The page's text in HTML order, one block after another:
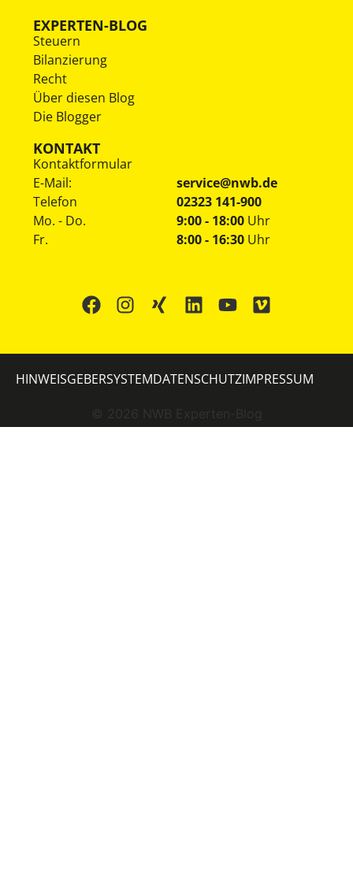
EXPERTEN-BLOG
Steuern
Bilanzierung
Recht
Über diesen Blog
Die Blogger
KONTAKT
Kontaktformular
E-Mail:
service@nwb.de
Telefon
02323 141-900
Mo. - Do.
Fr.
9:00 - 18:00 Uhr
8:00 - 16:30 Uhr
© 2026 NWB Experten-Blog
HINWEISGEBERSYSTEMDATENSCHUTZIMPRESSUM